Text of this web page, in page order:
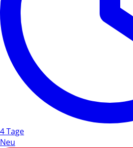
4 Tage
Neu